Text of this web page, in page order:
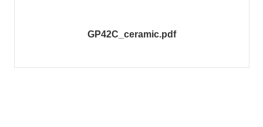
GP42C_ceramic.pdf